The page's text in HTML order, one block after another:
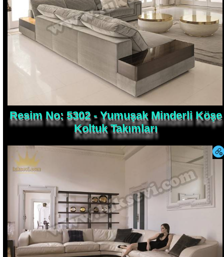
Resim No: 5302 - Yumuşak Minderli Köşe
Koltuk Takımları